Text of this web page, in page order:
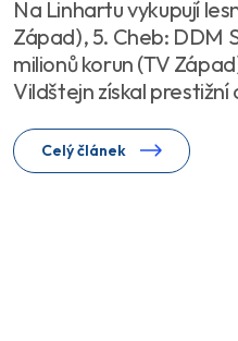
Na Linhartu vykupují
Západ), 5. Cheb: DDM
milionů korun (TV
Vildštejn získal prestižní
Celý článek